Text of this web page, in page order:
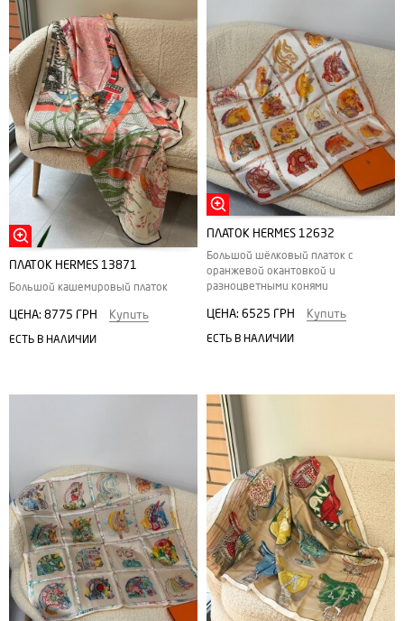
ПЛАТОК HERMES 13871
Большой кашемировый платок
ЦЕНА: 8775 ГРН Купить
ЕСТЬ В НАЛИЧИИ
ПЛАТОК HERMES 12632
Большой шёлковый платок с
оранжевой окантовкой и
разноцветными конями
ЦЕНА: 6525 ГРН Купить
ЕСТЬ В НАЛИЧИИ